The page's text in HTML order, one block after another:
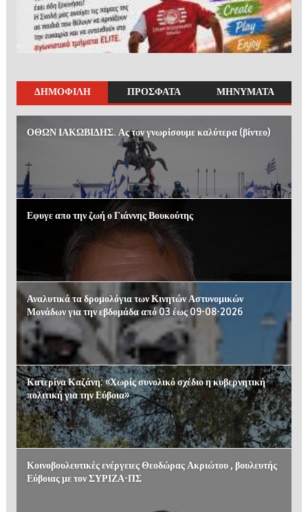
ΔΗΜΟΦΙΛΗ ΠΡΟΣΦΑΤΑ ΜΗΝΥΜΑΤΑ
ΟΘΩΝ ΙΑΚΩΒΙΔΗΣ. Ας τον γνωρίσουμε καλύτερα (βίντεο)
Εφυγε απο την ζωή ο Γιάννης Βουκούτης
Αναλυτικά τα δρομολόγια των Κινητών Αστυνομικών
Μονάδων για την εβδομάδα από 03 έως 09-08-2026
Κατερίνα Καζάνη: «Χωρίς συνολικό σχέδιο η κυβερνητική
πολιτική για την Εύβοια»
Κοινοβουλευτικές ενέργειες Θεοδώρας Ακριώτου , βουλευτής
Εύβοιας με τον ΣΥΡΙΖΑ-ΠΣ